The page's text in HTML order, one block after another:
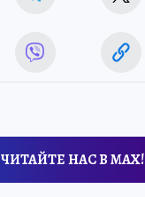
ЧИТАЙТЕ НАС В МАХ!